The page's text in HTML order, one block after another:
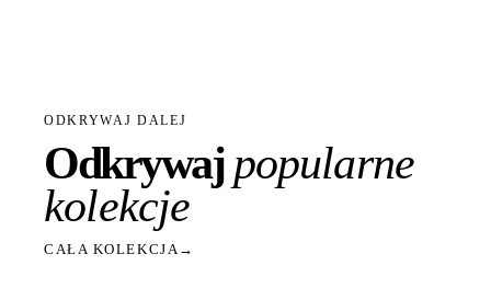
ODKRYWAJ DALEJ
Odkrywajpopularne
kolekcje
CAŁA KOLEKCJA →